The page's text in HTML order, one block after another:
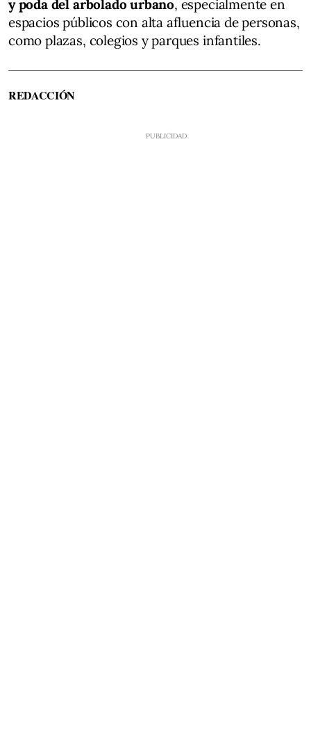
y poda del arbolado urbano, especialmente en
espacios públicos con alta afluencia de personas,
como plazas, colegios y parques infantiles.
REDACCIÓN